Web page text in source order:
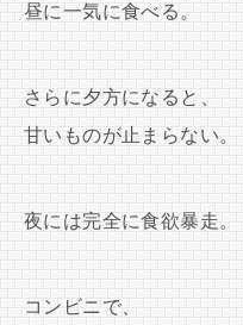
昼に一気に食べる。
さらに夕方になると、
甘いものが止まらない。
夜には完全に食欲暴走。
コンビニで、